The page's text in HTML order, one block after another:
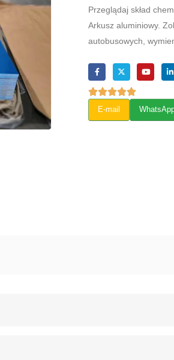
Przeglądaj skład
Arkusz aluminiowy.
autobusowych,
E-mail